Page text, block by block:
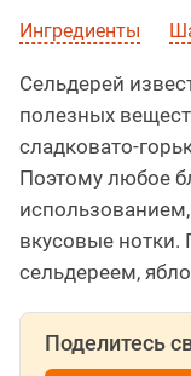
Ингредиенты
Сельдерей
полезных
сладковато-
Поэтому любое
вкусовые нотки.
сельдереем,
Поделитесь